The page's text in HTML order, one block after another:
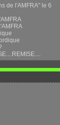
de l'AMFRA" le 6